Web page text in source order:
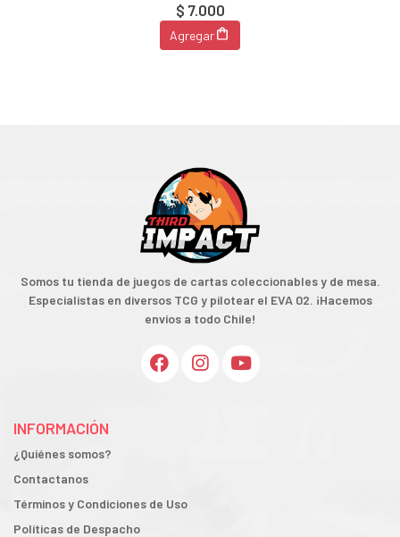
$ 7.000
Agregar
Somos tu tienda de juegos de cartas coleccionables y de mesa.
Especialistas en diversos TCG y pilotear el EVA 02. ¡Hacemos
envíos a todo Chile!
INFORMACIÓN
¿Quiénes somos?
Contactanos
Términos y Condiciones de Uso
Políticas de Despacho